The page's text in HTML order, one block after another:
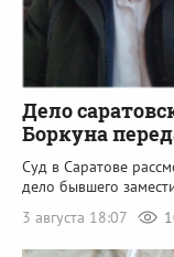
Дело
Боркуна
Суд в Саратове
дело бывшего
3 августа 18:07